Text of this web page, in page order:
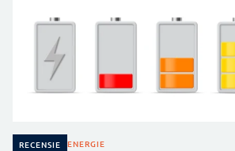
RECENSIE ENERGIE